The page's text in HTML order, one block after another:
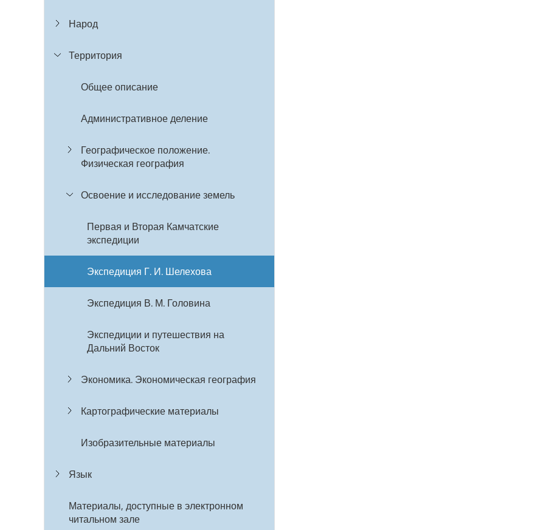
Народ
Территория
Общее описание
Административное деление
Географическое положение.
Физическая география
Освоение и исследование земель
Первая и Вторая Камчатские
экспедиции
Экспедиция Г. И. Шелехова
Экспедиция В. М. Головина
Экспедиции и путешествия на
Дальний Восток
Экономика. Экономическая география
Картографические материалы
Изобразительные материалы
Язык
Материалы, доступные в электронном
читальном зале